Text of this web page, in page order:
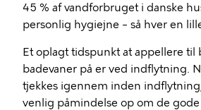
45 % af vandforbruget i danske
personlig hygiejne – så hver en
Et oplagt tidspunkt at appellere til
badevaner på er ved indflytning.
tjekkes igennem inden
venlig påmindelse op om de gode